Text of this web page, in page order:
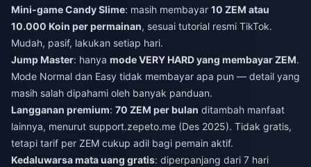
Mini-game Candy Slime: masih membayar 10 ZEM atau
10.000 Koin per permainan, sesuai tutorial resmi TikTok.
Mudah, pasif, lakukan setiap hari.
Jump Master: hanya mode VERY HARD yang membayar ZEM.
Mode Normal dan Easy tidak membayar apa pun — detail yang
masih salah dipahami oleh banyak panduan.
Langganan premium: 70 ZEM per bulan ditambah manfaat
lainnya, menurut support.zepeto.me (Des 2025). Tidak gratis,
tetapi tarif per ZEM cukup adil bagi pemain aktif.
Kedaluwarsa mata uang gratis: diperpanjang dari 7 hari